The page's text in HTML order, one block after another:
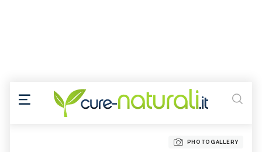
PHOTOGALLERY